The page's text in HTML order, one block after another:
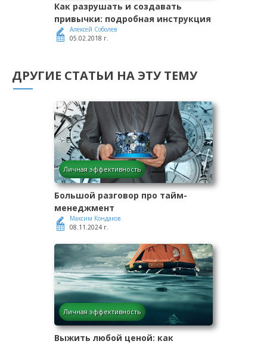
Как разрушать и создавать
привычки: подробная инструкция
Алексей Соболев
05.02.2018 г.
ДРУГИЕ СТАТЬИ НА ЭТУ ТЕМУ
Личная эффективность
Большой разговор про тайм-
менеджмент
Максим Кондаков
08.11.2024 г.
Личная эффективность
Выжить любой ценой: как